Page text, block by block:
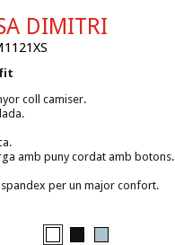
DIMITRI
coll camiser.
amb puny cordat amb botons.
per un major confort.